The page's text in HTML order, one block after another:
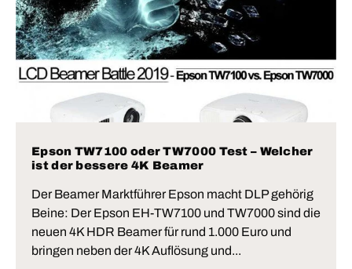
Epson TW7100 oder TW7000 Test – Welcher
ist der bessere 4K Beamer
Der Beamer Marktführer Epson macht DLP gehörig
Beine: Der Epson EH-TW7100 und TW7000 sind die
neuen 4K HDR Beamer für rund 1.000 Euro und
bringen neben der 4K Auflösung und...